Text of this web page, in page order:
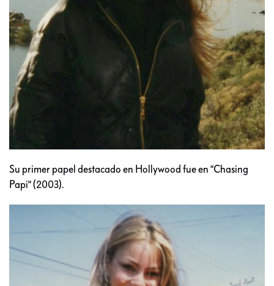
Su primer papel destacado en Hollywood fue en "Chasing
Papi" (2003).